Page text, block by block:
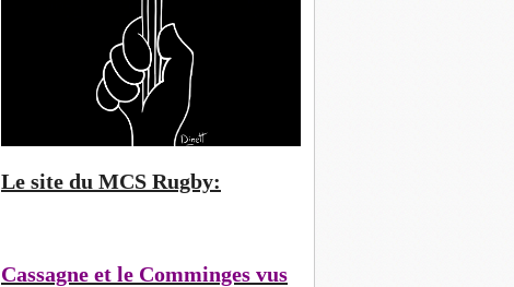
Le site du MCS Rugby:
Cassagne et le Comminges vus